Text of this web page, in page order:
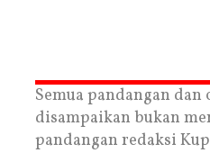
Semua pandangan
disampaikan bukan
pandangan redaksi